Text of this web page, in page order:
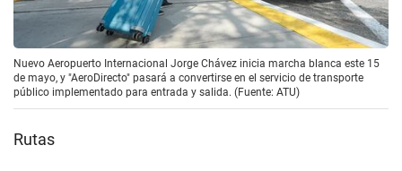
Nuevo Aeropuerto Internacional Jorge Chávez inicia marcha blanca este 15
de mayo, y "AeroDirecto" pasará a convertirse en el servicio de transporte
público implementado para entrada y salida. (Fuente: ATU)
Rutas